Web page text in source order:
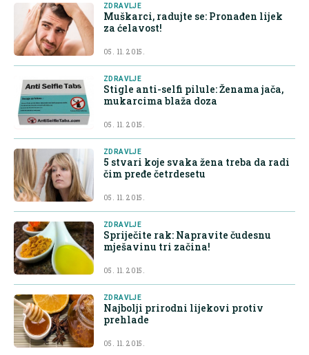
ZDRAVLJE
Muškarci, radujte se: Pronađen lijek
za ćelavost!
05. 11. 2015.
ZDRAVLJE
Stigle anti-selfi pilule: Ženama jača,
mukarcima blaža doza
05. 11. 2015.
ZDRAVLJE
5 stvari koje svaka žena treba da radi
čim pređe četrdesetu
05. 11. 2015.
ZDRAVLJE
Spriječite rak: Napravite čudesnu
mješavinu tri začina!
05. 11. 2015.
ZDRAVLJE
Najbolji prirodni lijekovi protiv
prehlade
05. 11. 2015.